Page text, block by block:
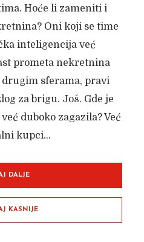
Hoće li zameniti i
Oni koji se time
inteligencija već
prometa nekretnina
sferama, pravi
za brigu. Još. Gde je
duboko zagazila? Već
kupci...
DALJE
KASNIJE